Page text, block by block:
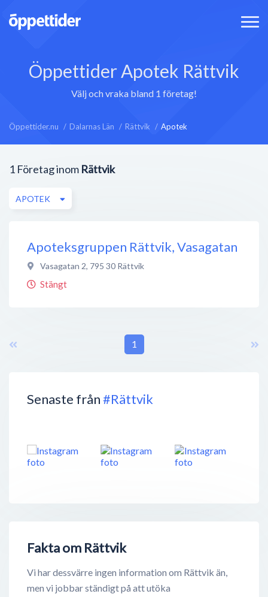
Öppettider Apotek Rättvik
Välj och vraka bland 1 företag!
Öppettider.nu Dalarnas Län Rättvik Apotek
Senaste från#Rättvik
Fakta om Rättvik
Vi har dessvärre ingen information om Rättvik än,
men vi jobbar ständigt på att utöka
1 Företag inom Rättvik
APOTEK
Apoteksgruppen Rättvik, Vasagatan
Vasagatan 2, 795 30 Rättvik
Stängt
1